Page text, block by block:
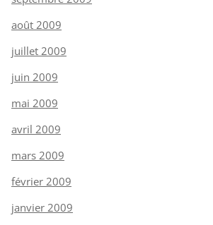
août 2009
juillet 2009
juin 2009
mai 2009
avril 2009
mars 2009
février 2009
janvier 2009